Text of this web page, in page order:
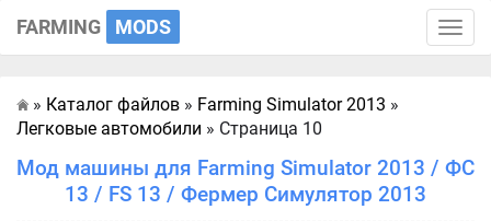
Toggle
FARMING MODS
Главная
» Каталог файлов » Farming Simulator 2013 »
Легковые автомобили » Страница 10
Мод машины для Farming Simulator 2013 / ФС
13 / FS 13 / Фермер Симулятор 2013